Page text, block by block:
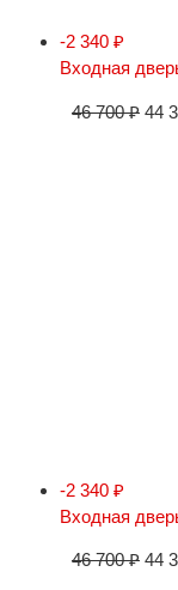
-2 340 ₽
Входная
46 700₽ 44
-2 340 ₽
Входная
46 700₽ 44